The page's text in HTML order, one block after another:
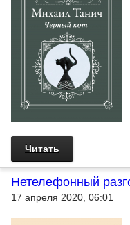
Читать
Нетелефонный
17 апреля 2020, 06:01